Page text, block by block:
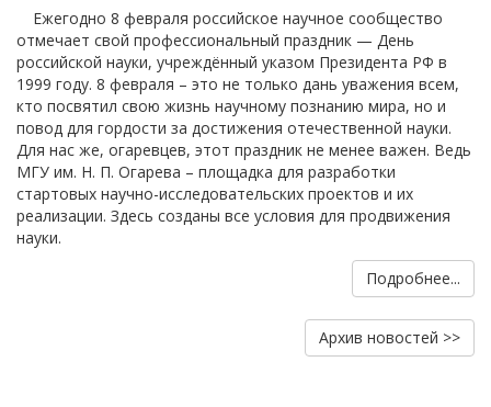
Ежегодно 8 февраля российское научное сообщество
отмечает свой профессиональный праздник — День
российской науки, учреждённый указом Президента РФ в
1999 году. 8 февраля – это не только дань уважения всем,
кто посвятил свою жизнь научному познанию мира, но и
повод для гордости за достижения отечественной науки.
Для нас же, огаревцев, этот праздник не менее важен. Ведь
МГУ им. Н. П. Огарева – площадка для разработки
стартовых научно-исследовательских проектов и их
реализации. Здесь созданы все условия для продвижения
науки.
Подробнее...
Архив новостей >>